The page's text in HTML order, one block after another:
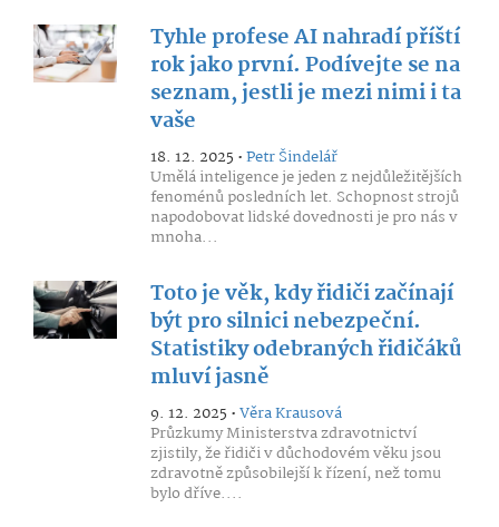
Tyhle profese AI nahradí příští
rok jako první. Podívejte se na
seznam, jestli je mezi nimi i ta
vaše
18. 12. 2025 •Petr Šindelář
Umělá inteligence je jeden z nejdůležitějších
fenoménů posledních let. Schopnost strojů
napodobovat lidské dovednosti je pro nás v
mnoha...
Toto je věk, kdy řidiči začínají
být pro silnici nebezpeční.
Statistiky odebraných řidičáků
mluví jasně
9. 12. 2025 •Věra Krausová
Průzkumy Ministerstva zdravotnictví
zjistily, že řidiči v důchodovém věku jsou
zdravotně způsobilejší k řízení, než tomu
bylo dříve....